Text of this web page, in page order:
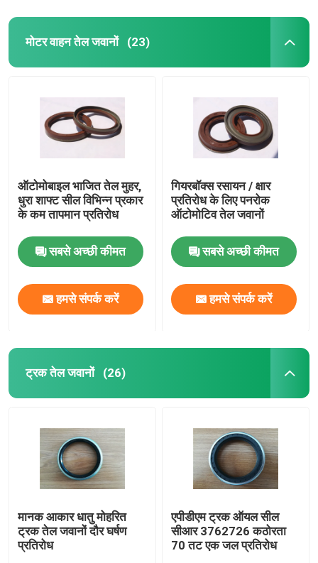
मोटर वाहन तेल जवानों (23)
ऑटोमोबाइल भाजित तेल मुहर,
धुरा शाफ्ट सील विभिन्न प्रकार
के कम तापमान प्रतिरोध
सबसे अच्छी कीमत
हमसे संपर्क करें
गियरबॉक्स रसायन / क्षार
प्रतिरोध के लिए पनरोक
ऑटोमोटिव तेल जवानों
सबसे अच्छी कीमत
हमसे संपर्क करें
ट्रक तेल जवानों (26)
मानक आकार धातु मोहरित
ट्रक तेल जवानों दौर घर्षण
प्रतिरोध
एपीडीएम ट्रक ऑयल सील
सीआर 3762726 कठोरता
70 तट एक जल प्रतिरोध